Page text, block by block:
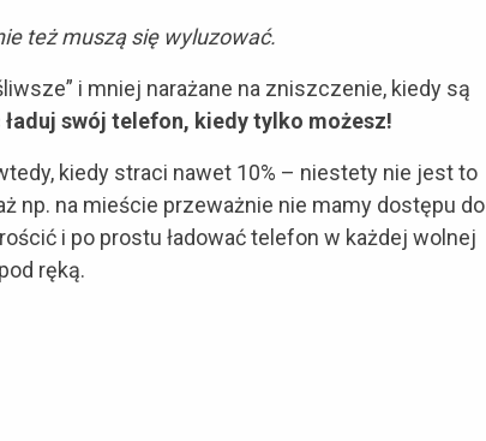
też muszą się wyluzować.
i mniej narażane na zniszczenie, kiedy są
ładuj swój telefon, kiedy tylko możesz!
kiedy straci nawet 10% – niestety nie jest to
np. na mieście przeważnie nie mamy dostępu do
i po prostu ładować telefon w każdej wolnej
ręką.